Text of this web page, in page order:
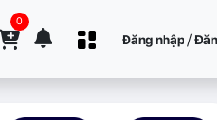
0
Đăng nhập /